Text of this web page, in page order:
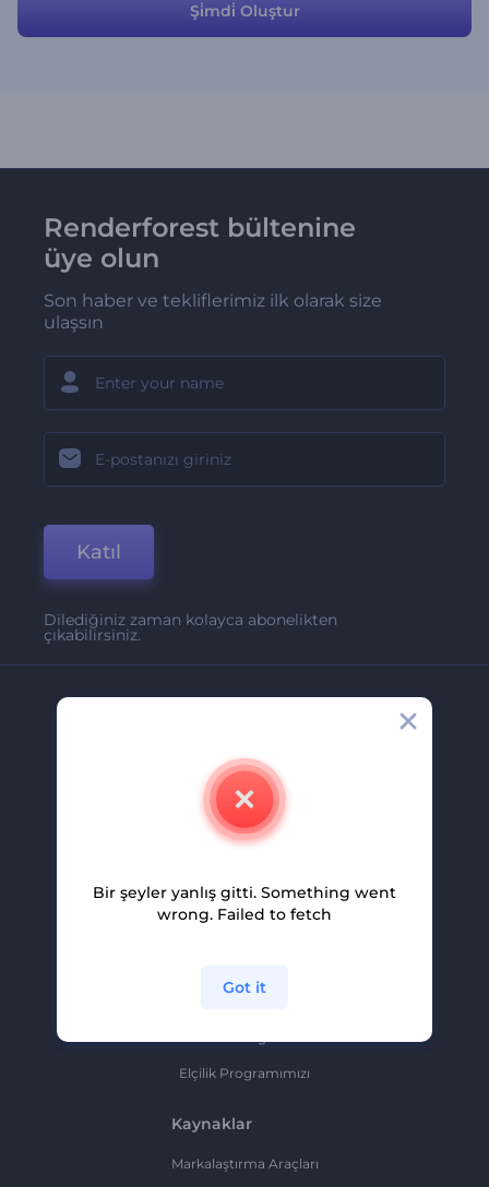
Şi̇mdi̇ Oluştur
Renderforest bültenine
üye olun
Son haber ve tekliflerimiz ilk olarak size
ulaşsın
Katıl
Dilediğiniz zaman kolayca abonelikten
çıkabilirsiniz.
İletişim
Kariyer
Ortaklık Programı
Elçilik Programımızı
Kaynaklar
Markalaştırma Araçları
Bir şeyler yanlış gitti. Something went
wrong. Failed to fetch
Got it